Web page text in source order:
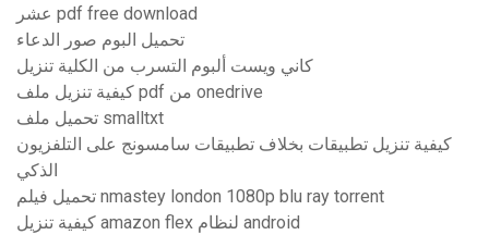
عشر pdf free download
تحميل البوم صور الدعاء
كاني ويست ألبوم التسرب من الكلية تنزيل
كيفية تنزيل ملف pdf من onedrive
تحميل ملف smalltxt
كيفية تنزيل تطبيقات بخلاف تطبيقات سامسونج على التلفزيون
الذكي
تحميل فيلم nmastey london 1080p blu ray torrent
كيفية تنزيل amazon flex لنظام android